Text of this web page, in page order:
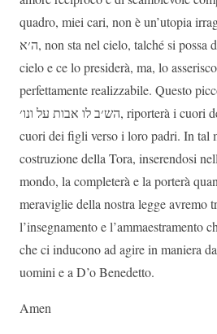
quadro, miei cari, non è un’utopia
ה׳א, non sta nel cielo, talché si possa
cielo e ce lo presiderà, ma, lo
perfettamente realizzabile. Questo
הש׳ב לו אבות על ונו׳, riporterà i cuori de padri verso i figli e i
cuori dei figli verso i loro padri. In tal
costruzione della Tora, inserendosi
mondo, la completerà e la porterà
meraviglie della nostra legge avremo
l’insegnamento e l’ammaestramento
che ci inducono ad agire in maniera
uomini e a D’o Benedetto.
Amen